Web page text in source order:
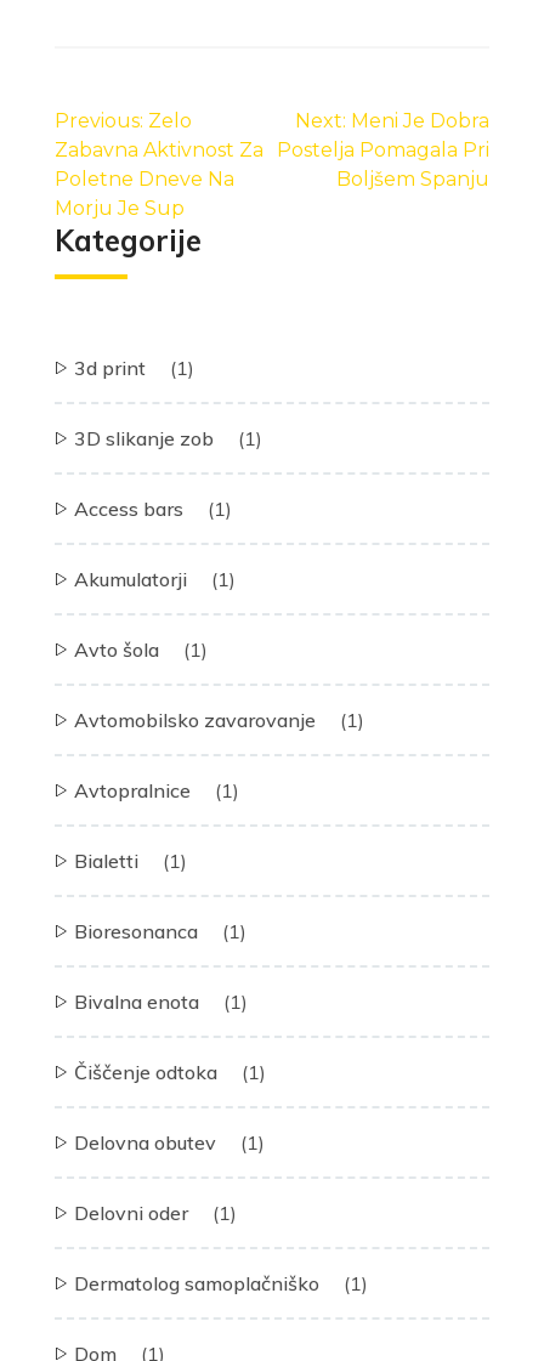
prispevka
Previous: Zelo
Zabavna Aktivnost Za
Poletne Dneve Na
Morju Je Sup
Next: Meni Je Dobra
Postelja Pomagala Pri
Boljšem Spanju
Kategorije
3d print (1)
3D slikanje zob (1)
Access bars (1)
Akumulatorji (1)
Avto šola (1)
Avtomobilsko zavarovanje (1)
Avtopralnice (1)
Bialetti (1)
Bioresonanca (1)
Bivalna enota (1)
Čiščenje odtoka (1)
Delovna obutev (1)
Delovni oder (1)
Dermatolog samoplačniško (1)
Dom (1)